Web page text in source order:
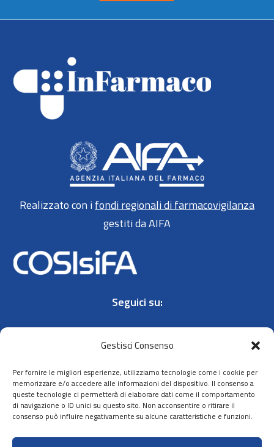
Gestisci Consenso
Per fornire le migliori esperienze, utilizziamo tecnologie come i cookie per
memorizzare e/o accedere alle informazioni del dispositivo. Il consenso a
queste tecnologie ci permetterà di elaborare dati come il comportamento
di navigazione o ID unici su questo sito. Non acconsentire o ritirare il
consenso può influire negativamente su alcune caratteristiche e funzioni.
Realizzato con ifondi regionali di farmacovigilanza
gestiti da AIFA
Seguici su:
Contatti
Privacy policy
Cookie policy